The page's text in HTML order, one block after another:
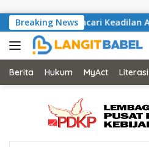
Breaking News
Saputra Mencari Keadilan
Berita Hukum MyAct Literasi